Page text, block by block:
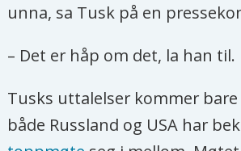
unna, sa Tusk på en
– Det er håp om det, la han til.
Tusks uttalelser kommer
både Russland og USA har